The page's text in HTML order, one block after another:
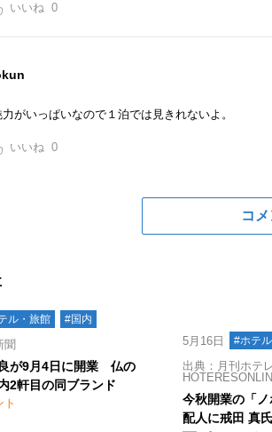
0
がいっぱいなので１泊では見きれないよ。
0
コ
ル・旅館 #国内
聞
が9月4日に開業 仏の
2軒目の同ブランド
ト
5月16日 #ホテ
出典：月刊ホテ
今秋開業の「
配人に戒田 真